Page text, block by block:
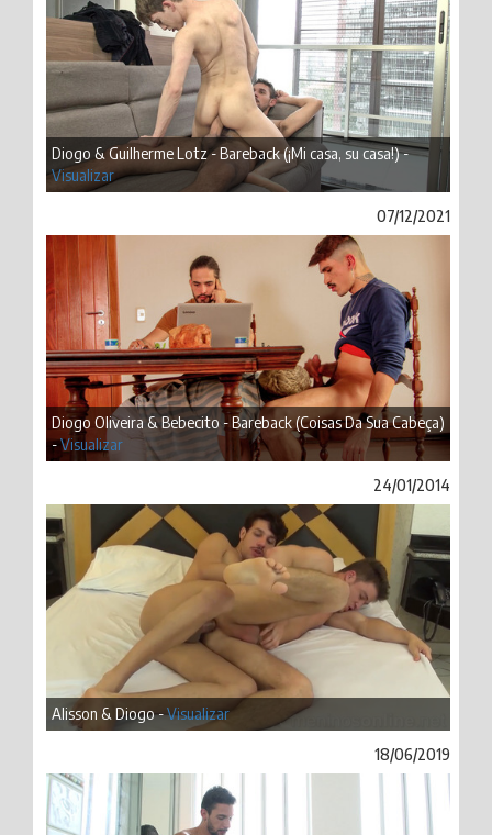
Diogo & Guilherme Lotz - Bareback (¡Mi casa, su casa!) -
Visualizar
07/12/2021
Diogo Oliveira & Bebecito - Bareback (Coisas Da Sua Cabeça)
-Visualizar
24/01/2014
Alisson & Diogo -Visualizar
18/06/2019